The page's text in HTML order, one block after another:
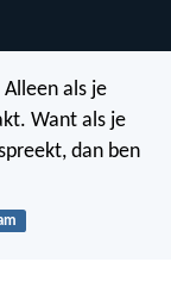
als je
Want als je
dan ben